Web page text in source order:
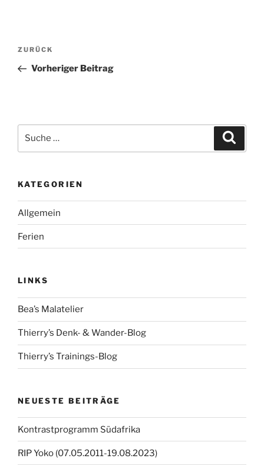
Beitragsnavigation
Vorheriger
Beitrag
ZURÜCK
Vorheriger Beitrag
nach:
KATEGORIEN
Allgemein
Ferien
LINKS
Bea’s Malatelier
Thierry’s Denk- & Wander-Blog
Thierry’s Trainings-Blog
NEUESTE BEITRÄGE
Kontrastprogramm Südafrika
RIP Yoko (07.05.2011-19.08.2023)